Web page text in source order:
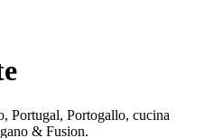
Portugal, Portogallo, cucina
& Fusion.